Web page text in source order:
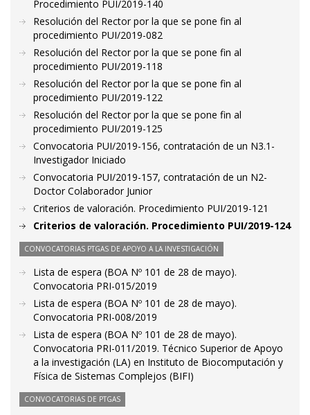
Procedimiento PUI/2019-140
Resolución del Rector por la que se pone fin al
procedimiento PUI/2019-082
Resolución del Rector por la que se pone fin al
procedimiento PUI/2019-118
Resolución del Rector por la que se pone fin al
procedimiento PUI/2019-122
Resolución del Rector por la que se pone fin al
procedimiento PUI/2019-125
Convocatoria PUI/2019-156, contratación de un N3.1-
Investigador Iniciado
Convocatoria PUI/2019-157, contratación de un N2-
Doctor Colaborador Junior
Criterios de valoración. Procedimiento PUI/2019-121
Criterios de valoración. Procedimiento PUI/2019-124
CONVOCATORIAS PTGAS DE APOYO A LA INVESTIGACIÓN
Lista de espera (BOA Nº 101 de 28 de mayo).
Convocatoria PRI-015/2019
Lista de espera (BOA Nº 101 de 28 de mayo).
Convocatoria PRI-008/2019
Lista de espera (BOA Nº 101 de 28 de mayo).
Convocatoria PRI-011/2019. Técnico Superior de Apoyo
a la investigación (LA) en Instituto de Biocomputación y
Física de Sistemas Complejos (BIFI)
CONVOCATORIAS DE PTGAS